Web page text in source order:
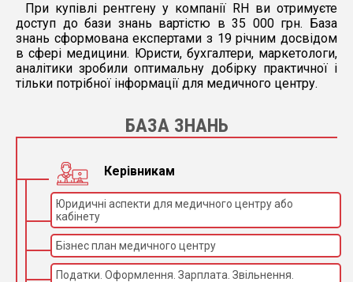
захисту RC2-RC3
Призначення
Медичний дисплей,
монітор для клінічного
огляду
Розмір, роздільна
Один 27-дюймовий
(еквівалент двом 19-
пікселів, 178° (H/V)
Яскравість
350 кд/м² макс
Контраст
Висота дисплея
регулюванням
Обертання дисплея
регулюванням
При купівлі рентгену у компанії RH ви отримуєте
доступ до бази знань вартістю в 35 000 грн. База
знань сформована експертами з 19 річним досвідом
в сфері медицини. Юристи, бухгалтери, маркетологи,
аналітики зробили оптимальну добірку практичної і
тільки потрібної інформації для медичного центру.
БАЗА ЗНАНЬ
Керівникам
Юридичні аспекти для медичного центру або
кабінету
Бізнес план медичного центру
Податки. Оформлення. Зарплата. Звільнення.